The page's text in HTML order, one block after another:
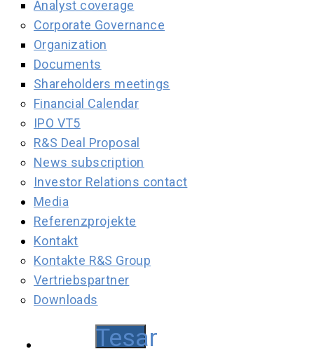
Analyst coverage
Corporate Governance
Organization
Documents
Shareholders meetings
Financial Calendar
IPO VT5
R&S Deal Proposal
News subscription
Investor Relations contact
Media
Referenzprojekte
Kontakt
Kontakte R&S Group
Vertriebspartner
Downloads
Tesar